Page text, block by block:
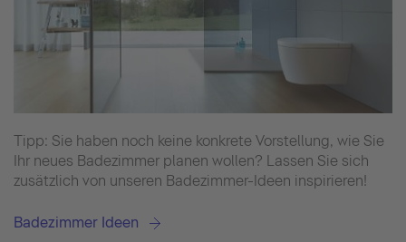
Tipp: Sie haben noch keine konkrete Vorstellung, wie Sie
Ihr neues Badezimmer planen wollen? Lassen Sie sich
zusätzlich von unseren Badezimmer-Ideen inspirieren!
Badezimmer Ideen